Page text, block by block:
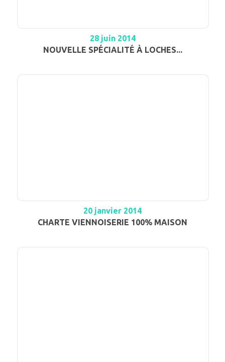
28 juin 2014
NOUVELLE SPÉCIALITÉ À LOCHES...
20 janvier 2014
CHARTE VIENNOISERIE 100% MAISON